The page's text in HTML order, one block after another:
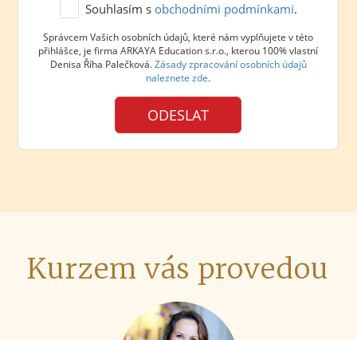
Kurzem vás provedou